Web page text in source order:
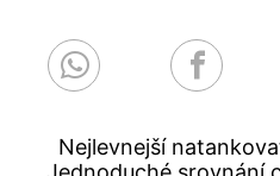
Nejlevnejší